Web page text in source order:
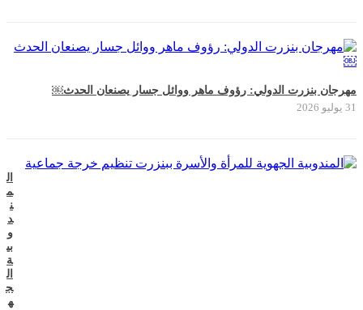
مهرجان بنزرت الدولي: رؤوف ماهر ووائل جسار يصنعان الحدث￼
31 يوليو 2026
ال
م
ن
د
و
بي
ة
ال
ج
ه